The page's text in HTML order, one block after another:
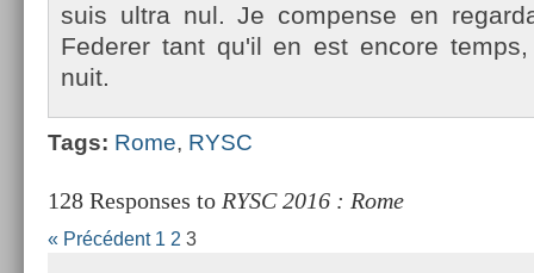
suis ultra nul. Je com­pen­se en
Feder­er tant qu'il en est en­core
nuit.
Tags: Rome, RYSC
128 Responses to RYSC 2016 : Rome
« Précédent 1 2 3